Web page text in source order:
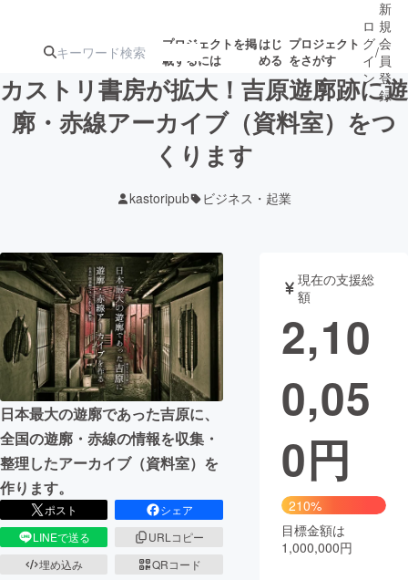
プロジェクトを掲
載するには
はじ
める
プロジェクト
をさがす
注目の新着プロ
ジェクト
募集終了が近いプ
ロジェクト
テクノロジー・ガジェット
映像・映画 書籍・雑誌
ビジネス・起業 チャレンジ
まちづくり・地域活性化
CAMPFIRE for Social Good CAMPFIRE Creation
CAMPFIREふるさと納税
コミュニティ
ロ
グ
イ
ン
/
新
規
会
員
登
録
カストリ書房が拡大！吉原遊廓跡に遊
廓・赤線アーカイブ（資料室）をつ
くります
kastoripub ビジネス・起業
日本最大の遊廓であった吉原に、
全国の遊廓・赤線の情報を収集・
整理したアーカイブ（資料室）を
作ります。
ポスト
シェア
LINEで送る
URLコピー
埋め込み
QRコード
現在の支援総
額
2,10
0,05
0円
210%
目標金額は
1,000,000円